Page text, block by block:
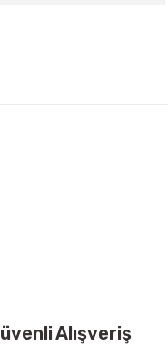
Alışveriş